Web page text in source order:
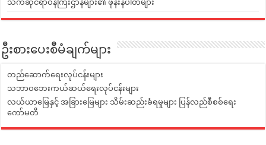
သက်ဆိုင်ရာဝန်ကြီးဌာနများ၏ ဖုန်းနံပါတ်များ
ဦးစားပေးစီမံချက်များ
တည်ဆောက်ရေးလုပ်ငန်းများ
သဘာဝဘေးကယ်ဆယ်ရေးလုပ်ငန်းများ
လယ်ယာမြေနှင့် အခြားမြေများ သိမ်းဆည်းခံရမှုများ ပြန်လည်စီစစ်ရေး
ကော်မတီ